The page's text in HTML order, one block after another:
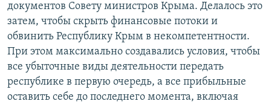
документов Совету министров Крыма. Делалось это
затем, чтобы скрыть финансовые потоки и
обвинить Республику Крым в некомпетентности.
При этом максимально создавались условия, чтобы
все убыточные виды деятельности передать
республике в первую очередь, а все прибыльные
оставить себе до последнего момента, включая